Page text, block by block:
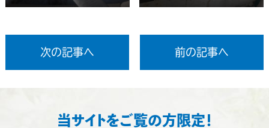
次の記事へ 前の記事へ
当サイトをご覧の方限定！